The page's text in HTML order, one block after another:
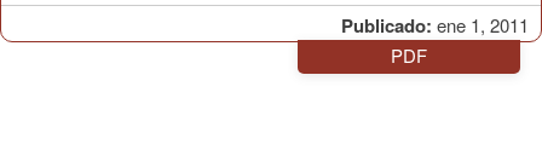
Publicado: ene 1, 2011
PDF